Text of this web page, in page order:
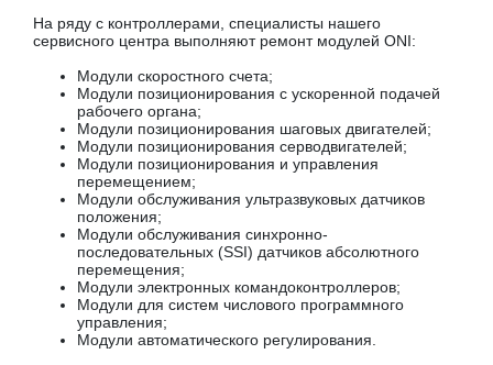
На ряду с контроллерами, специалисты нашего
сервисного центра выполняют ремонт модулей ONI:
Модули скоростного счета;
Модули позиционирования с ускоренной подачей
рабочего органа;
Модули позиционирования шаговых двигателей;
Модули позиционирования серводвигателей;
Модули позиционирования и управления
перемещением;
Модули обслуживания ультразвуковых датчиков
положения;
Модули обслуживания синхронно-
последовательных (SSI) датчиков абсолютного
перемещения;
Модули электронных командоконтроллеров;
Модули для систем числового программного
управления;
Модули автоматического регулирования.